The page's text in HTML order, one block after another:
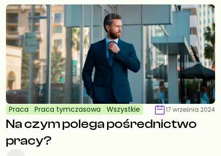
Praca Praca tymczasowa Wszystkie 17 września 2024
Na czym polega pośrednictwo
pracy?